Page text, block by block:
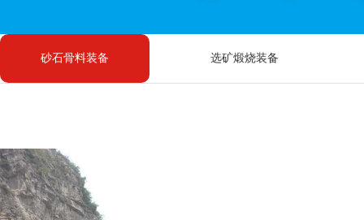
砂石骨料装备 选矿煅烧装备